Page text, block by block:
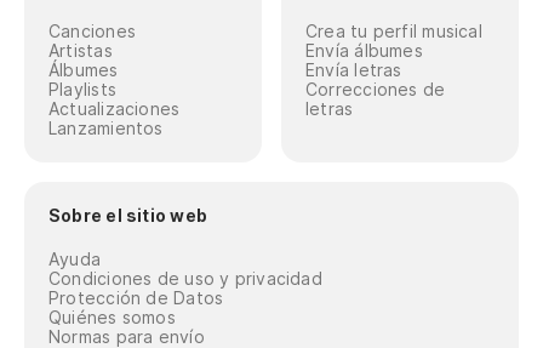
Canciones
Artistas
Álbumes
Playlists
Actualizaciones
Lanzamientos
Crea tu perfil musical
Envía álbumes
Envía letras
Correcciones de
letras
Sobre el sitio web
Ayuda
Condiciones de uso y privacidad
Protección de Datos
Quiénes somos
Normas para envío